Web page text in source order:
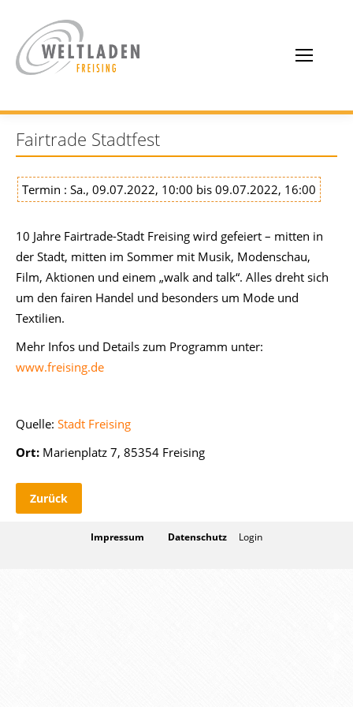
Fairtrade Stadtfest
Termin : Sa., 09.07.2022, 10:00 bis 09.07.2022, 16:00
10 Jahre Fairtrade-Stadt Freising wird gefeiert – mitten in
der Stadt, mitten im Sommer mit Musik, Modenschau,
Film, Aktionen und einem „walk and talk“. Alles dreht sich
um den fairen Handel und besonders um Mode und
Textilien.
Mehr Infos und Details zum Programm unter:
www.freising.de
Quelle: Stadt Freising
Ort: Marienplatz 7, 85354 Freising
Zurück
Impressum Datenschutz Login